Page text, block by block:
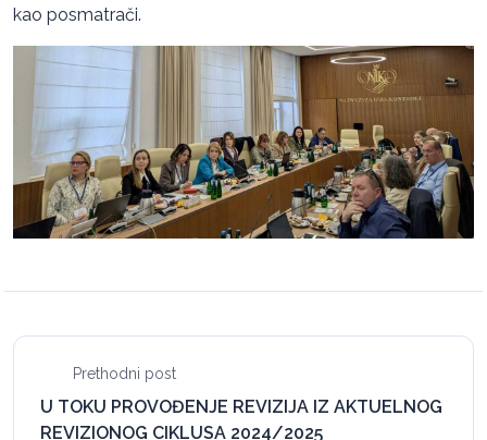
kao posmatrači.
Prethodni post
U TOKU PROVOĐENJE REVIZIJA IZ AKTUELNOG
REVIZIONOG CIKLUSA 2024/2025